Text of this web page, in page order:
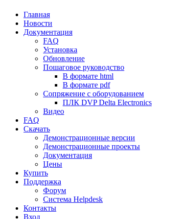
Главная
Новости
Документация
FAQ
Установка
Обновление
Пошаговое руководство
В формате html
В формате pdf
Сопряжение с оборудованием
ПЛК DVP Delta Electronics
Видео
FAQ
Скачать
Демонстрационные версии
Демонстрационные проекты
Документация
Цены
Купить
Поддержка
Форум
Система Helpdesk
Контакты
Вход